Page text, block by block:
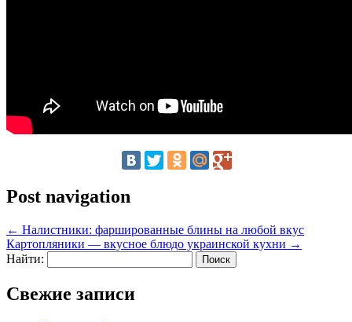
Post navigation
← Налистники: фаршированные блины на любой вкус
Картопляники — вкусное блюдо украинской кухни →
Найти:
Свежие записи